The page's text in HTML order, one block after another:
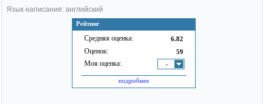
Рейтинг
Средняя оценка: 6.82
Оценок: 59
Моя оценка: -
подробнее
Язык написания: английский